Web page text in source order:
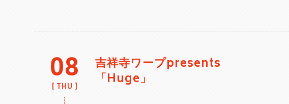
08
THU
吉祥寺ワープpresents
「Huge」